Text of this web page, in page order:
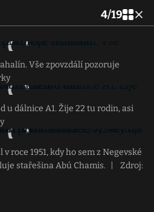
4/19
Vše zpovzdálí pozoruje
u dálnice A1. Žije 22 tu rodin, asi
roce 1951, kdy ho sem z Negevské
stařešina Abú Chamis.
Zdroj: